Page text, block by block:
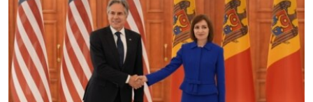
ᲛᲝᲚᲐᲞᲐᲠᲐᲙᲔ ᲢᲔᲥᲡᲢᲔᲑᲘ
ᲨᲘᲜ - ᲣᲪᲮᲝᲔᲗᲨᲘ
ᲚᲘᲢᲔᲠᲐᲢᲣᲠᲣᲚᲘ ᲬᲐᲮᲜᲐᲒᲔᲑᲘ
ᲐᲛᲔᲠᲘᲙᲣᲚᲘ ᲛᲝᲗᲮᲠᲝᲑᲐ
ᲩᲔᲛᲘ ᲡᲘᲙᲕᲓᲘᲚᲘᲡ ᲛᲘᲖᲔᲖᲘᲐ COVID-19
11 ᲬᲔᲚᲘ - 11 ᲐᲛᲑᲐᲕᲘ
ᲡᲐᲞᲐᲠᲚᲐᲛᲔᲜᲢᲝ ᲐᲠᲩᲔᲕᲜᲔᲑᲘᲡ ᲘᲡᲢᲝᲠᲘᲐ
ᲑᲐᲕᲨᲕᲔᲑᲘ ᲞᲠᲝᲡᲢᲘᲢᲣᲪᲘᲐᲨᲘ - ᲐᲛᲝᲣᲗᲥᲛᲔᲚᲘ ᲐᲛᲑᲐᲕᲘ
ᲒᲐᲛᲝᲘᲬᲔᲠᲔ